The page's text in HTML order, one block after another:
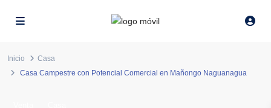
Inicio
Casa
Casa Campestre con Potencial Comercial en Mañongo Naguanagua